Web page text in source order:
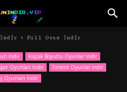
İndir Full Oyun İndir
İndir
Küçük Boyutlu Oyunlar İndir
Oyunları İndir
Torrent Oyunlar indir
Oyunları İndir